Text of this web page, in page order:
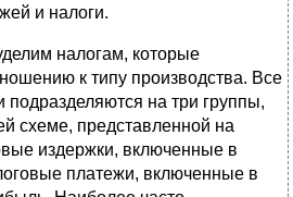
и налоги.
налогам, которые
к типу производства. Все
подразделяются на три группы,
схеме, представленной на
издержки, включенные в
платежи, включенные в